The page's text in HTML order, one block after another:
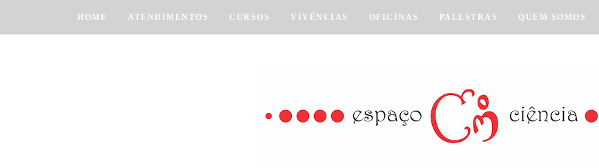
HOME ATENDIMENTOS CURSOS VIVÊNCIAS OFICINAS PALESTRAS QUEM SOMOS